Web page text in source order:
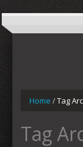
Home /Tag
Tag